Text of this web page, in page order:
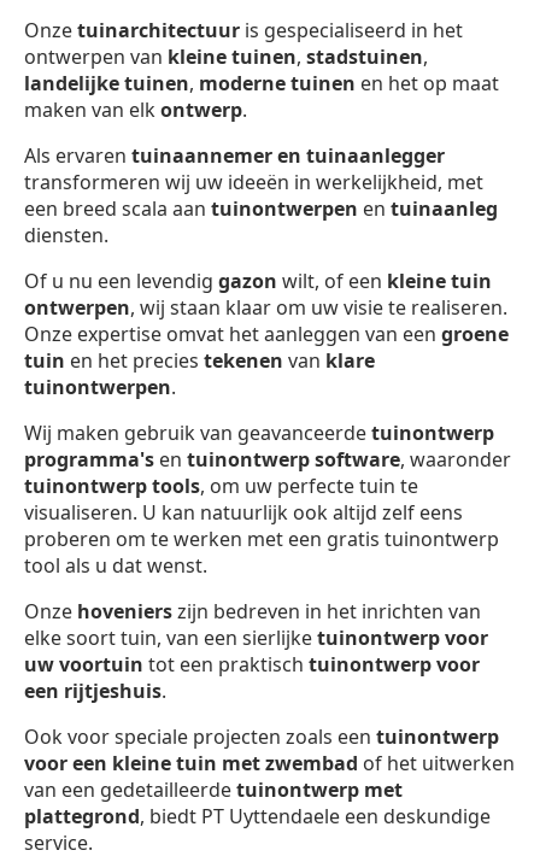
Onzetuinarchitectuur is gespecialiseerd in het
ontwerpen van kleine tuinen, stadstuinen,
landelijke tuinen, moderne tuinen en het op maat
maken van elkontwerp.
Als ervaren tuinaannemer en tuinaanlegger
transformeren wij uw ideeën in werkelijkheid, met
een breed scala aan tuinontwerpen en tuinaanleg
diensten.
Of u nu een levendig gazon wilt, of een kleine tuin
ontwerpen, wij staan klaar om uw visie te realiseren.
Onze expertise omvat het aanleggen van een groene
tuin en het precies tekenen van klare
tuinontwerpen.
Wij maken gebruik van geavanceerdetuinontwerp
programma's en tuinontwerp software, waaronder
tuinontwerptools, om uw perfecte tuin te
visualiseren. U kan natuurlijk ook altijd zelf eens
proberen om te werken met een gratis tuinontwerp
tool als u dat wenst.
Onze hovenierszijn bedreven in het inrichten van
elke soort tuin, van een sierlijketuinontwerp voor
uw voortuin tot een praktisch tuinontwerp voor
een rijtjeshuis.
Ook voor speciale projecten zoals een tuinontwerp
voor een kleine tuin met zwembad of het uitwerken
van een gedetailleerdetuinontwerp met
plattegrond, biedt PT Uyttendaele een deskundige
service.